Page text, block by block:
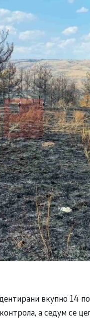
вкупно 14
а седум се